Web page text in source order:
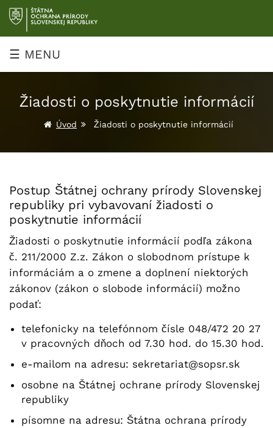
Prejsť
na
obsah
☰ MENU
Žiadosti o poskytnutie informácií
Úvod Žiadosti o poskytnutie informácií
Postup Štátnej ochrany prírody Slovenskej
republiky pri vybavovaní žiadosti o
poskytnutie informácií
Žiadosti o poskytnutie informácií podľa zákona
č. 211/2000 Z.z. Zákon o slobodnom prístupe k
informáciám a o zmene a doplnení niektorých
zákonov (zákon o slobode informácií) možno
podať:
telefonicky na telefónnom čísle 048/472 20 27
v pracovných dňoch od 7.30 hod. do 15.30 hod.
e-mailom na adresu: sekretariat@sopsr.sk
osobne na Štátnej ochrane prírody Slovenskej
republiky
písomne na adresu: Štátna ochrana prírody